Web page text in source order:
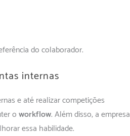
do colaborador.
internas
e até realizar competições
oworkflow. Além disso, a empresa
essa habilidade.